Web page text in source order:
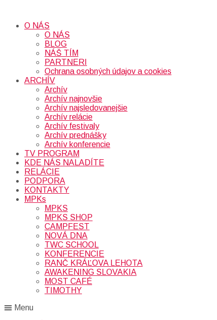
O NÁS
O NÁS
BLOG
NÁŠ TÍM
PARTNERI
Ochrana osobných údajov a cookies
ARCHÍV
Archív
Archív najnovšie
Archív najsledovanejšie
Archív relácie
Archív festivaly
Archív prednášky
Archív konferencie
TV PROGRAM
KDE NÁS NALADÍTE
RELÁCIE
PODPORA
KONTAKTY
MPKs
MPKS
MPKS SHOP
CAMPFEST
NOVÁ DNA
TWC SCHOOL
KONFERENCIE
RANČ KRÁĽOVA LEHOTA
AWAKENING SLOVAKIA
MOST CAFÉ
TIMOTHY
Menu